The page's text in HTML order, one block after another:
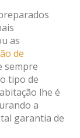
as
de
sempre
tipo de
lhe é
a
garantia de